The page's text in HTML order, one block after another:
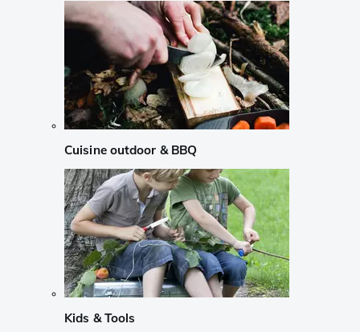
Cuisine outdoor & BBQ
Kids & Tools